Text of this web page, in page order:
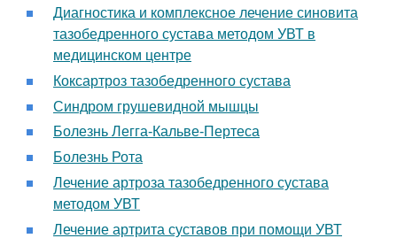
Диагностика и комплексное лечение синовита
тазобедренного сустава методом УВТ в
медицинском центре
Коксартроз тазобедренного сустава
Синдром грушевидной мышцы
Болезнь Легга-Кальве-Пертеса
Болезнь Рота
Лечение артроза тазобедренного сустава
методом УВТ
Лечение артрита суставов при помощи УВТ